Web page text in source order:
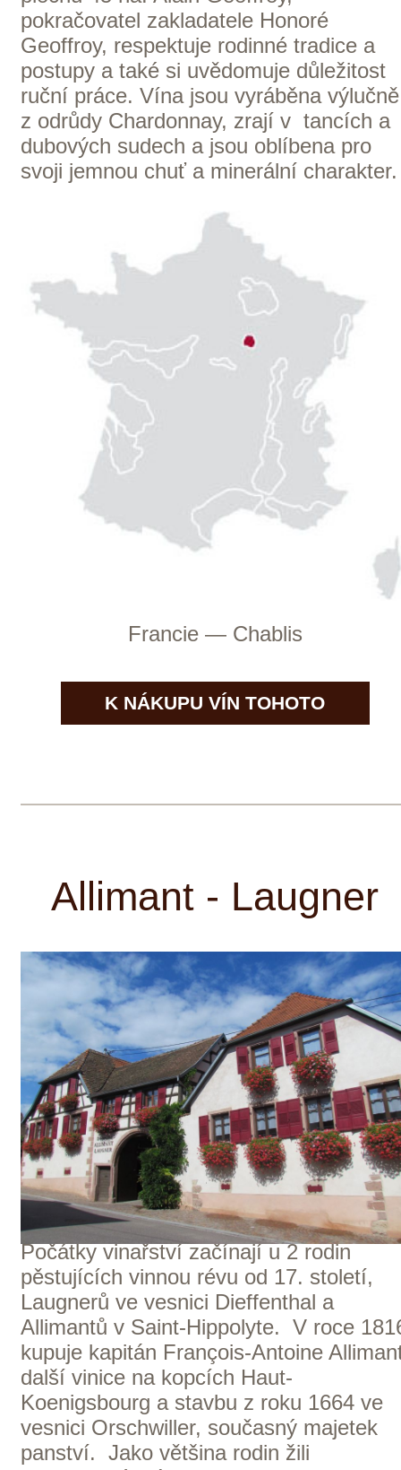
Allimant - Laugner
Počátky vinařství začínají u 2 rodin
pěstujících vinnou révu od 17. století,
Laugnerů ve vesnici Dieffenthal a
Allimantů v Saint-Hippolyte. V roce 1816
kupuje kapitán François-Antoine Allimant
další vinice na kopcích Haut-
Koenigsbourg a stavbu z roku 1664 ve
vesnici Orschwiller, současný majetek
panství. Jako většina rodin žili
Allimantové stále z polykultury a rozhodli
se zaměřit se více na víno s Charlesem
Allimantem, který začal své víno
lahvovat v roce 1949 a rozvinul jejich
distribuci se svou dcerou Mariette a jejím
manželem René Laugnerem. Jejich
nejstarší syn Hubert převzal vedení v
roce 1984. Rodina s potěšením sdílí toto
krásné dědictví více než 10 generací.
K NÁKUPU VÍN TOHOTO
Aveleda
Vinho Verde Casal Garcia bylo poprvé
uvedeno na trh v roce 1939. Při své
cestě z údolí řeky Douro do Porta viděl
francouzský vinař Eugène Hélisse z okna
vlaku krásné vinice, do kterých se
zamiloval a rozhodl se na další stanici
vystoupit a najít jejich majitele. Po
dlouhém rozhovoru s panem Robertem
Guedesem byl, nejen díky svým
zajímavým myšlenkám ohledně procesu
kvašení, najat.Pan Eugène Hélisse
rychle proměnil své myšlenky ve
vynikající výsledky již na konci první